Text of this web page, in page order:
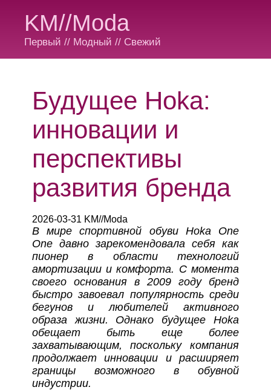
KM//Moda
Первый // Модный // Свежий
Будущее Hoka:
инновации и
перспективы
развития бренда
2026-03-31 KM//Moda
В мире спортивной обуви Hoka One
One давно зарекомендовала себя как
пионер в области технологий
амортизации и комфорта. С момента
своего основания в 2009 году бренд
быстро завоевал популярность среди
бегунов и любителей активного
образа жизни. Однако будущее Hoka
обещает быть еще более
захватывающим, поскольку компания
продолжает инновации и расширяет
границы возможного в обувной
индустрии.